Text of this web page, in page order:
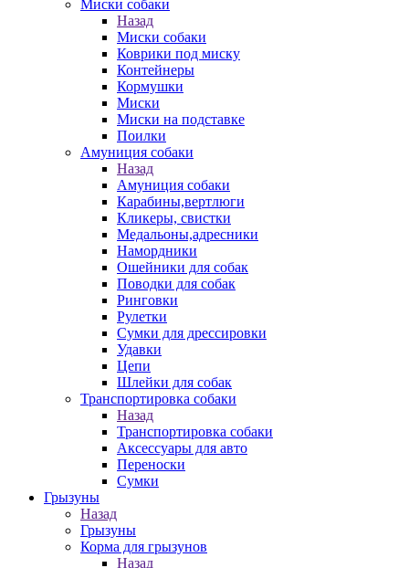
Миски собаки
Назад
Миски собаки
Коврики под миску
Контейнеры
Кормушки
Миски
Миски на подставке
Поилки
Амуниция собаки
Назад
Амуниция собаки
Карабины,вертлюги
Кликеры, свистки
Медальоны,адресники
Намордники
Ошейники для собак
Поводки для собак
Ринговки
Рулетки
Сумки для дрессировки
Удавки
Цепи
Шлейки для собак
Транспортировка собаки
Назад
Транспортировка собаки
Аксессуары для авто
Переноски
Сумки
Грызуны
Назад
Грызуны
Корма для грызунов
Назад